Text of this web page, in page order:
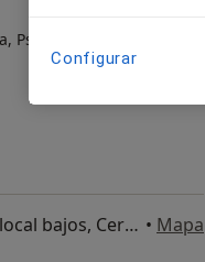
Psicóloga infantil
C/ Pintor Togores, nº 42 local bajos, Cerdanyola del Vallès • Mapa
Configurar